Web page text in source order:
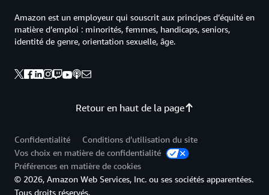
Retour en haut de la page
Amazon est un employeur qui souscrit aux principes d’équité en
matière d’emploi : minorités, femmes, handicaps, seniors,
identité de genre, orientation sexuelle, âge.
Confidentialité
Conditions d’utilisation du site
Vos choix en matière de confidentialité
Préférences en matière de cookies
© 2026, Amazon Web Services, Inc. ou ses sociétés apparentées.
Tous droits réservés.